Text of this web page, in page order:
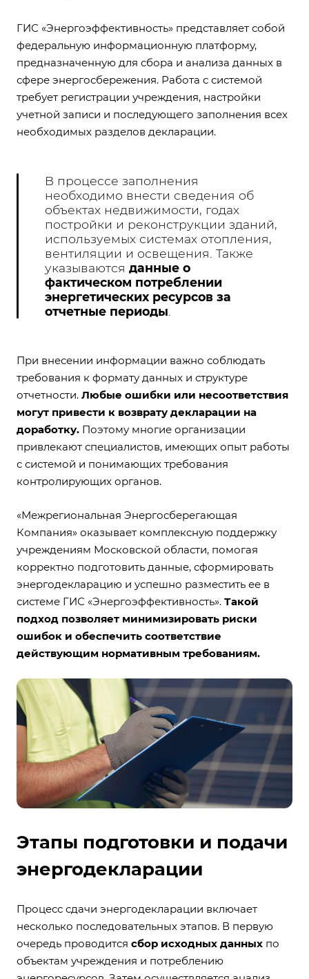
ГИС «Энергоэффективность» представляет собой
федеральную информационную платформу,
предназначенную для сбора и анализа данных в
сфере энергосбережения. Работа с системой
требует регистрации учреждения, настройки
учетной записи и последующего заполнения всех
необходимых разделов декларации.
В процессе заполнения
необходимо внести сведения об
объектах недвижимости, годах
постройки и реконструкции зданий,
используемых системах отопления,
вентиляции и освещения. Также
указываются данные о
фактическом потреблении
энергетических ресурсов за
отчетные периоды
При внесении информации важно соблюдать
требования к формату данных и структуре
отчетности. Любые ошибки или несоответствия
могут привести к возврату декларации на
доработку. Поэтому многие организации
привлекают специалистов, имеющих опыт работы
с системой и понимающих требования
контролирующих органов.
«Межрегиональная Энергосберегающая
Компания» оказывает комплексную поддержку
учреждениям Московской области, помогая
корректно подготовить данные, сформировать
энергодекларацию и успешно разместить ее в
системе ГИС «Энергоэффективность». Такой
подход позволяет минимизировать риски
ошибок и обеспечить соответствие
действующим нормативным требованиям.
Этапы подготовки и подачи
энергодекларации
Процесс сдачи энергодекларации включает
несколько последовательных этапов. В первую
очередь проводится сбор исходных данных по
объектам учреждения и потреблению